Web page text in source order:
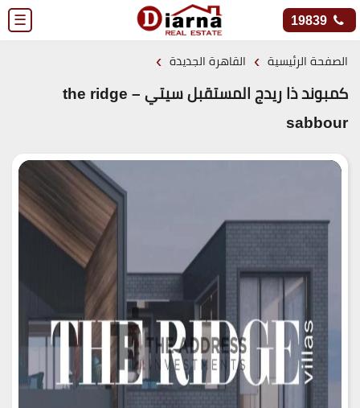
☰ 19839
الصفحة الرئيسية › القاهرة الجديدة ›
كمبوند ذا ريدج المستقبل سيتي – the ridge
sabbour